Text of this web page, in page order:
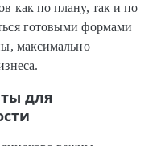
как по плану, так и по
готовыми формами
максимально
для